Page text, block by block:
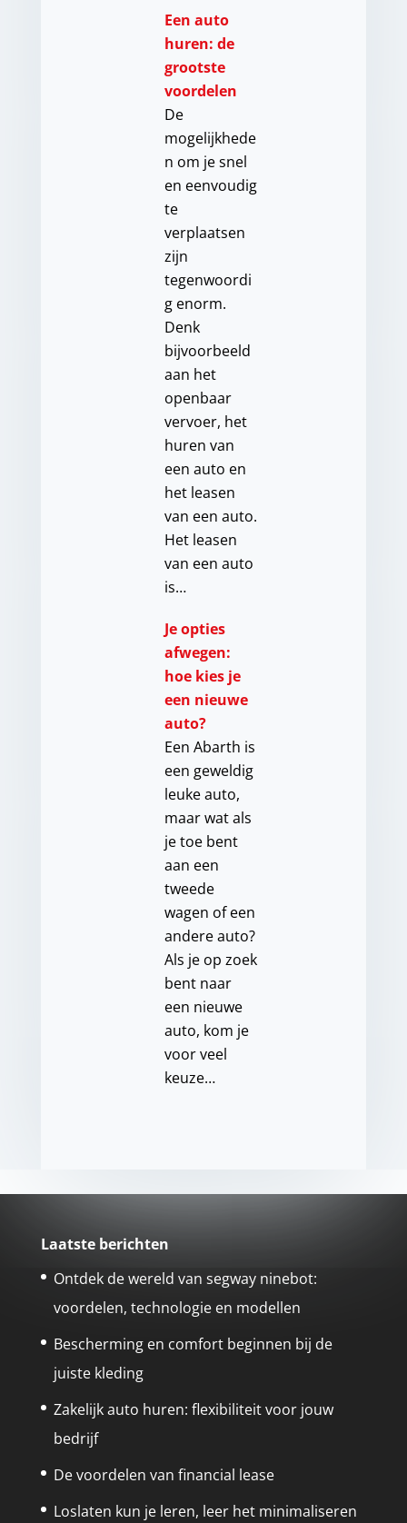
Een auto
huren: de
grootste
voordelen
De
mogelijkhede
n om je snel
en eenvoudig
te
verplaatsen
zijn
tegenwoordi
g enorm.
Denk
bijvoorbeeld
aan het
openbaar
vervoer, het
huren van
een auto en
het leasen
van een auto.
Het leasen
van een auto
is…
Je opties
afwegen:
hoe kies je
een nieuwe
auto?
Een Abarth is
een geweldig
leuke auto,
maar wat als
je toe bent
aan een
tweede
wagen of een
andere auto?
Als je op zoek
bent naar
een nieuwe
auto, kom je
voor veel
keuze…
Laatste berichten
Ontdek de wereld van segway ninebot:
voordelen, technologie en modellen
Bescherming en comfort beginnen bij de
juiste kleding
Zakelijk auto huren: flexibiliteit voor jouw
bedrijf
De voordelen van financial lease
Loslaten kun je leren, leer het minimaliseren